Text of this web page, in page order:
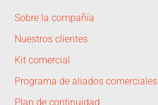
Sobre la compañía
Nuestros clientes
Kit comercial
Programa de aliados comerciales
Plan de continuidad